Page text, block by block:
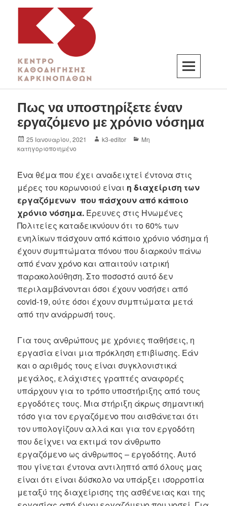
K3
ΚΕΝΤΡΟ ΚΑΘΟΔΗΓΗΣΗΣ ΚΑΡΚΙΝΟΠΑΘΩΝ
Πως να υποστηρίξετε έναν
εργαζόμενο με χρόνιο νόσημα
25 Ιανουαρίου, 2021 k3-editor
Μη
κατηγοριοποιημένο
Ένα θέμα που έχει αναδειχτεί έντονα στις
μέρες του κορωνοιού είναι η διαχείριση των
εργαζόμενων που πάσχουν από κάποιο
χρόνιο νόσημα. Έρευνες στις Ηνωμένες
Πολιτείες καταδεικνύουν ότι το 60% των
ενηλίκων πάσχουν από κάποιο χρόνιο νόσημα ή
έχουν συμπτώματα πόνου που διαρκούν πάνω
από έναν χρόνο και απαιτούν ιατρική
παρακολούθηση. Στο ποσοστό αυτό δεν
περιλαμβάνονται όσοι έχουν νοσήσει από
covid-19, ούτε όσοι έχουν συμπτώματα μετά
από την ανάρρωσή τους.
Για τους ανθρώπους με χρόνιες παθήσεις, η
εργασία είναι μια πρόκληση επιβίωσης. Εάν
και ο αριθμός τους είναι συγκλονιστικά
μεγάλος, ελάχιστες γραπτές αναφορές
υπάρχουν για το τρόπο υποστήριξης από τους
εργοδότες τους. Μια στήριξη άκρως σημαντική
τόσο για τον εργαζόμενο που αισθάνεται ότι
τον υπολογίζουν αλλά και για τον εργοδότη
που δείχνει να εκτιμά τον άνθρωπο
εργαζόμενο ως άνθρωπος – εργοδότης. Αυτό
που γίνεται έντονα αντιληπτό από όλους μας
είναι ότι είναι δύσκολο να υπάρξει ισορροπία
μεταξύ της διαχείρισης της ασθένειας και της